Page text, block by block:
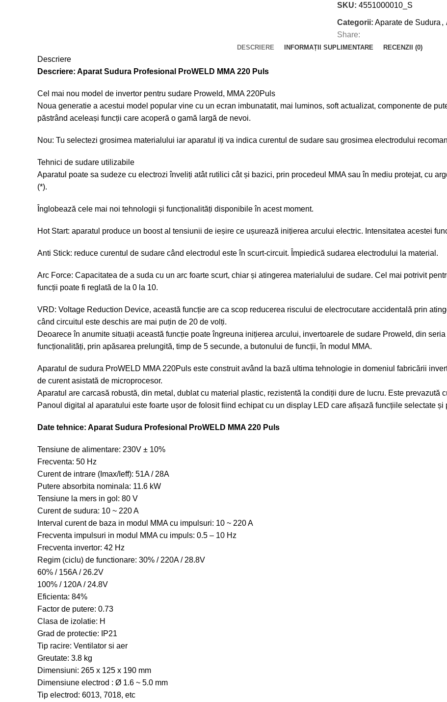
SKU: 4551000010_S
Categorii: Aparate de Sudura ,
Share:
DESCRIERE INFORMAȚII SUPLIMENTARE RECENZII (0)
Descriere
Descriere: Aparat Sudura Profesional ProWELD MMA 220 Puls
Cel mai nou model de invertor pentru sudare Proweld, MMA 220Puls
Noua generatie a acestui model popular vine cu un ecran imbunatatit, mai luminos, soft actualizat, componente de
păstrând aceleași funcții care acoperă o gamă largă de nevoi.
Nou: Tu selectezi grosimea materialului iar aparatul iți va indica curentul de sudare sau grosimea electrodului
Tehnici de sudare utilizabile
Aparatul poate sa sudeze cu electrozi înveliți atât rutilici cât și bazici, prin procedeul MMA sau în mediu protejat, cu
(*).
Înglobează cele mai noi tehnologii și funcționalități disponibile în acest moment.
Hot Start: aparatul produce un boost al tensiunii de ieșire ce ușurează inițierea arcului electric. Intensitatea acestei
Anti Stick: reduce curentul de sudare când electrodul este în scurt-circuit. Împiedică sudarea electrodului la material.
Arc Force: Capacitatea de a suda cu un arc foarte scurt, chiar și atingerea materialului de sudare. Cel mai potrivit
funcții poate fi reglată de la 0 la 10.
VRD: Voltage Reduction Device, această funcție are ca scop reducerea riscului de electrocutare accidentală prin
când circuitul este deschis are mai puțin de 20 de volți.
Deoarece în anumite situații această funcție poate îngreuna inițierea arcului, invertoarele de sudare Proweld, din
funcționalități, prin apăsarea prelungită, timp de 5 secunde, a butonului de funcții, în modul MMA.
Aparatul de sudura ProWELD MMA 220Puls este construit având la bază ultima tehnologie in domeniul fabricării
de curent asistată de microprocesor.
Aparatul are carcasă robustă, din metal, dublat cu material plastic, rezistentă la condiții dure de lucru. Este prevazută
Panoul digital al aparatului este foarte ușor de folosit fiind echipat cu un display LED care afișază funcțiile selectate și
Date tehnice: Aparat Sudura Profesional ProWELD MMA 220 Puls
Tensiune de alimentare: 230V ± 10%
Frecventa: 50 Hz
Curent de intrare (Imax/Ieff): 51A / 28A
Putere absorbita nominala: 11.6 kW
Tensiune la mers in gol: 80 V
Curent de sudura: 10 ~ 220 A
Interval curent de baza in modul MMA cu impulsuri: 10 ~ 220 A
Frecventa impulsuri in modul MMA cu impuls: 0.5 – 10 Hz
Frecventa invertor: 42 Hz
Regim (ciclu) de functionare: 30% / 220A / 28.8V
60% / 156A / 26.2V
100% / 120A / 24.8V
Eficienta: 84%
Factor de putere: 0.73
Clasa de izolatie: H
Grad de protectie: IP21
Tip racire: Ventilator si aer
Greutate: 3.8 kg
Dimensiuni: 265 x 125 x 190 mm
Dimensiune electrod : Ø 1.6 ~ 5.0 mm
Tip electrod: 6013, 7018, etc